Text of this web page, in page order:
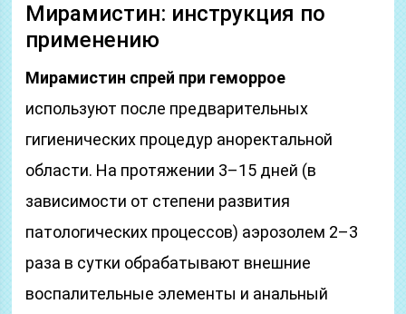
Мирамистин: инструкция по
применению
Мирамистин спрей при геморрое
используют после предварительных
гигиенических процедур аноректальной
области. На протяжении 3–15 дней (в
зависимости от степени развития
патологических процессов) аэрозолем 2–3
раза в сутки обрабатывают внешние
воспалительные элементы и анальный